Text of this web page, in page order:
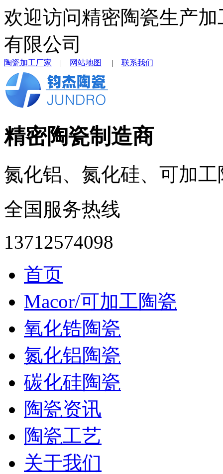
欢迎访问精密陶瓷生产
有限公司
陶瓷加工厂家 | 网站地图 | 联系我们
精密陶瓷制造商
氮化铝、氮化硅、可加
全国服务热线
13712574098
首页
Macor/可加工陶瓷
氧化锆陶瓷
氮化铝陶瓷
碳化硅陶瓷
陶瓷资讯
陶瓷工艺
关于我们